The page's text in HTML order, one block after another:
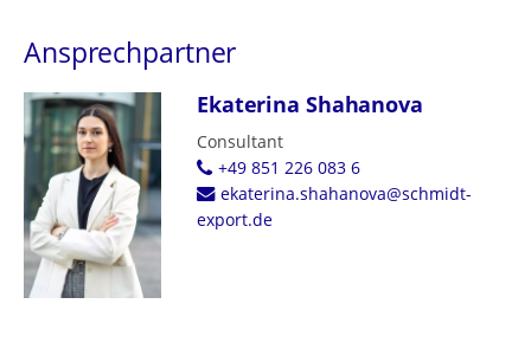
Ansprechpartner
Ekaterina Shahanova
Consultant
+49 851 226 083 6
ekaterina.shahanova@schmidt-
export.de